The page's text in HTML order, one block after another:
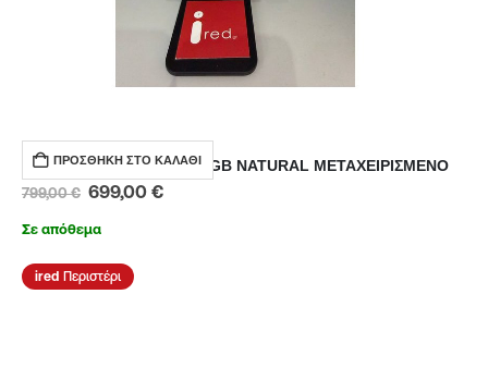
ΠΡΟΣΘΉΚΗ ΣΤΟ ΚΑΛΆΘΙ
IPHONE 15-PRO-MAX 256GB NATURAL ΜΕΤΑΧΕΙΡΙΣΜΕΝΟ
799,00€ 699,00 €
Σε απόθεμα
Περιστέρι